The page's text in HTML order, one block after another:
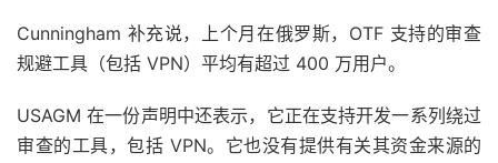
Cunningham 补充说，上个月在俄罗斯，OTF 支持的审查
规避工具（包括 VPN）平均有超过 400 万用户。
USAGM 在一份声明中还表示，它正在支持开发一系列绕过
审查的工具，包括 VPN。它也没有提供有关其资金来源的